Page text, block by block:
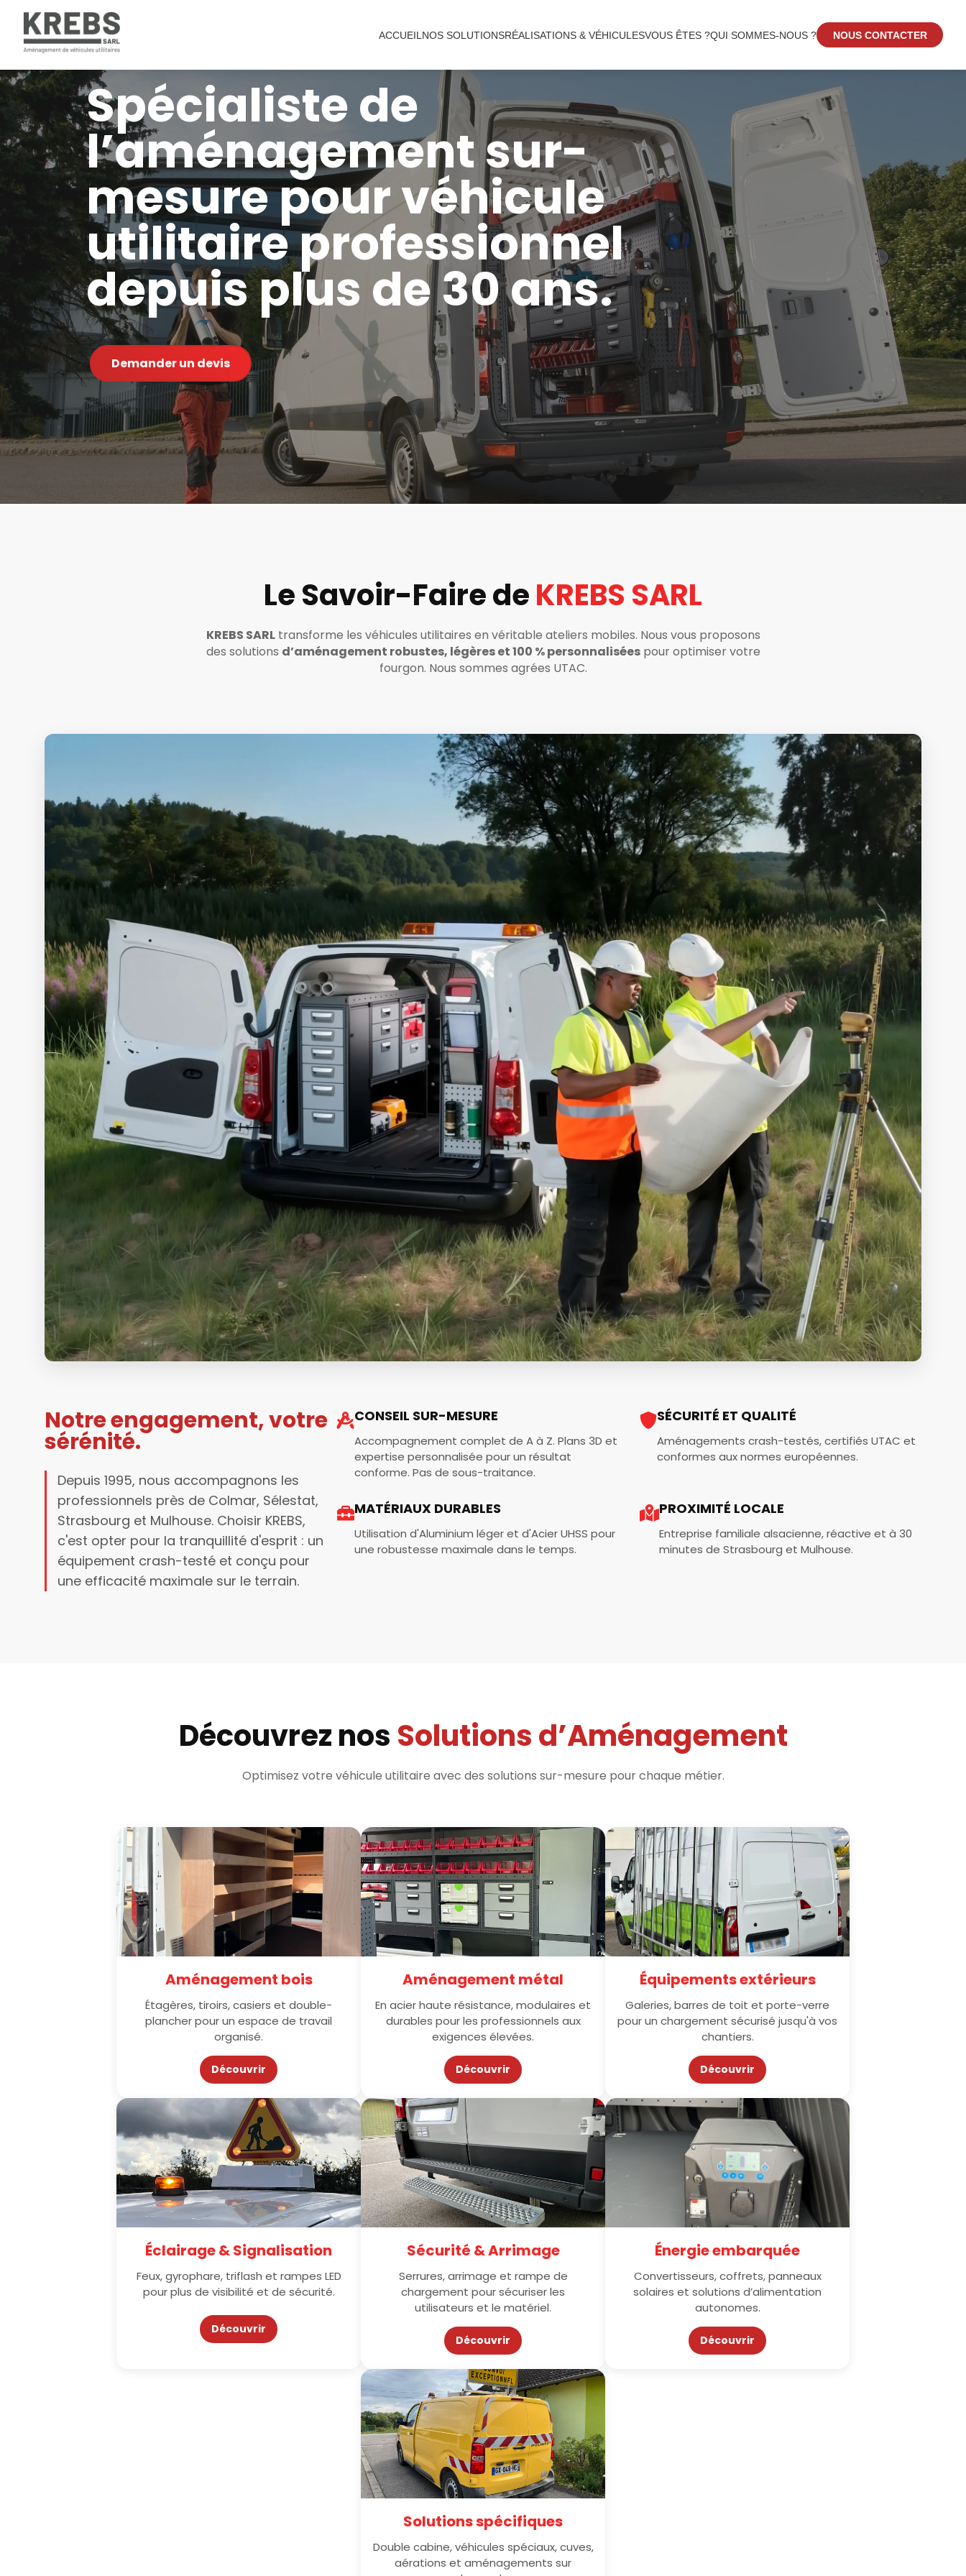
ACCUEIL NOS SOLUTIONSRÉALISATIONS & VÉHICULESVOUS ÊTES ?QUI SOMMES-NOUS ? NOUS CONTACTER
Spécialiste de
l’aménagement sur-
mesure pour véhicule
utilitaire professionnel
depuis plus de 30 ans.
Demander un devis
Le Savoir-Faire deKREBS SARL
KREBS SARLtransforme les véhicules utilitaires en véritable ateliers mobiles. Nous vous proposons
des solutions d’aménagement robustes, légères et 100 % personnaliséespour optimiser votre
fourgon. Nous sommes agrées UTAC.
Notre engagement, votre
sérénité.
Depuis 1995, nous accompagnons les
professionnels près de Colmar, Sélestat,
Strasbourg et Mulhouse. Choisir KREBS,
c'est opter pour la tranquillité d'esprit : un
équipement crash-testé et conçu pour
une efficacité maximale sur le terrain.
CONSEIL SUR-MESURE
Accompagnement complet de A à Z. Plans 3D et
expertise personnalisée pour un résultat
conforme. Pas de sous-traitance.
SÉCURITÉ ET QUALITÉ
Aménagements crash-testés, certifiés UTAC et
conformes aux normes européennes.
MATÉRIAUX DURABLES
Utilisation d'Aluminium léger et d'Acier UHSS pour
une robustesse maximale dans le temps.
PROXIMITÉ LOCALE
Entreprise familiale alsacienne, réactive et à 30
minutes de Strasbourg et Mulhouse.
Découvrez nos Solutions d’Aménagement
Optimisez votre véhicule utilitaire avec des solutions sur-mesure pour chaque métier.
Aménagement bois
Étagères, tiroirs, casiers et double-
plancher pour un espace de travail
organisé.
Découvrir
Aménagement métal
En acier haute résistance, modulaires et
durables pour les professionnels aux
exigences élevées.
Découvrir
Équipements extérieurs
Galeries, barres de toit et porte-verre
pour un chargement sécurisé jusqu'à vos
chantiers.
Découvrir
Éclairage & Signalisation
Feux, gyrophare, triflash et rampes LED
pour plus de visibilité et de sécurité.
Découvrir
Sécurité & Arrimage
Serrures, arrimage et rampe de
chargement pour sécuriser les
utilisateurs et le matériel.
Découvrir
Énergie embarquée
Convertisseurs, coffrets, panneaux
solaires et solutions d’alimentation
autonomes.
Découvrir
Solutions spécifiques
Double cabine, véhicules spéciaux, cuves,
aérations et aménagements sur